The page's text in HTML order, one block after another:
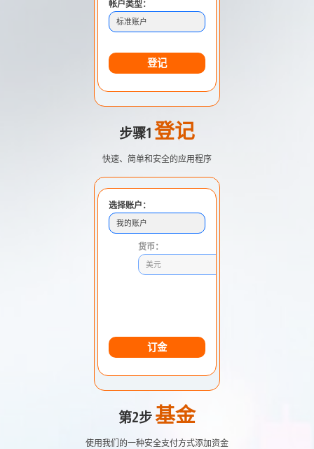
帐户类型：
标准账户
登记
步骤1 登记
快速、简单和安全的应用程序
选择账户：
我的账户
订金
第2步基金
使用我们的一种安全支付方式添加资金